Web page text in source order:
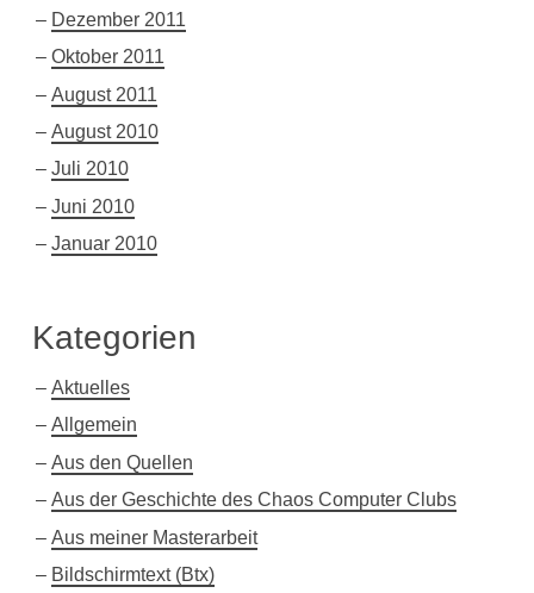
Dezember 2011
Oktober 2011
August 2011
August 2010
Juli 2010
Juni 2010
Januar 2010
Kategorien
Aktuelles
Allgemein
Aus den Quellen
Aus der Geschichte des Chaos Computer Clubs
Aus meiner Masterarbeit
Bildschirmtext (Btx)